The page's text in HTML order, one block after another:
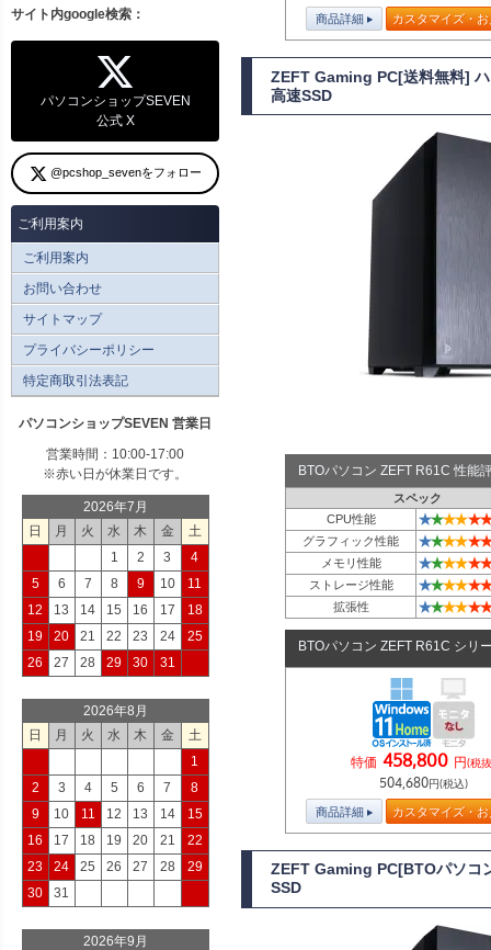
商品詳細 カスタマイズ・
ZEFT Gaming PC[送料無料]
高速SSD
BTOパソコン ZEFT R61C 性能
スペック
CPU性能
★★★★★★
グラフィック性能 ★★★★★★
メモリ性能 ★★★★★★
ストレージ性能 ★★★★★★
拡張性 ★★★★★★
BTOパソコン ZEFT R61C シリ
特価 458,800 円(税
504,680円(税込)
商品詳細 カスタマイズ・
ZEFT Gaming PC[BTOパソコ
SSD
サイト内google検索：
パソコンショップSEVEN
公式 X
@pcshop_sevenをフォロー
ご利用案内
ご利用案内
お問い合わせ
サイトマップ
プライバシーポリシー
特定商取引法表記
パソコンショップSEVEN 営業日
営業時間：10:00-17:00
※赤い日が休業日です。
2026年7月
日
月 火 水 木 金
土
1
2 3
4
5
6 7 8 9 10
11
12
13 14 15 16 17
18
19
20 21 22 23 24
25
26
27 28 29 30 31
2026年8月
日
月 火 水 木 金
土
1
2
3 4 5 6 7
8
9
10 11 12 13 14
15
16
17 18 19 20 21
22
23
24 25 26 27 28
29
30
31
2026年9月